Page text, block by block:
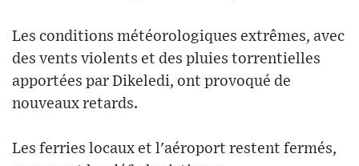
Les conditions météorologiques extrêmes, avec
des vents violents et des pluies torrentielles
apportées par Dikeledi, ont provoqué de
nouveaux retards.
Les ferries locaux et l'aéroport restent fermés,